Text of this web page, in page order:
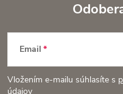
Z
á
Email
Vložením e-mailu súhlasíte s
údajov